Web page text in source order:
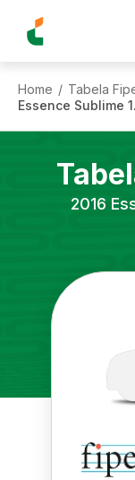
Home / Tabela
Essence Sublime
2016